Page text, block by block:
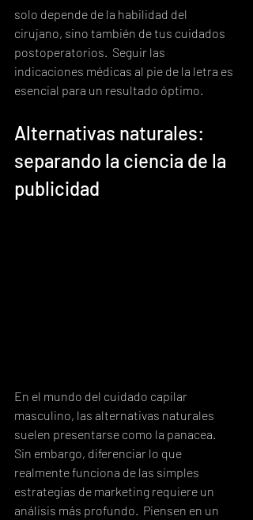
solo depende de la habilidad del
cirujano, sino también de tus cuidados
postoperatorios.  Seguir las
indicaciones médicas al pie de la letra es
esencial para un resultado óptimo.
Alternativas naturales:
separando la ciencia de la
publicidad
En el mundo del cuidado capilar
masculino, las alternativas naturales
suelen presentarse como la panacea.
Sin embargo, diferenciar lo que
realmente funciona de las simples
estrategias de marketing requiere un
análisis más profundo.  Piensen en un